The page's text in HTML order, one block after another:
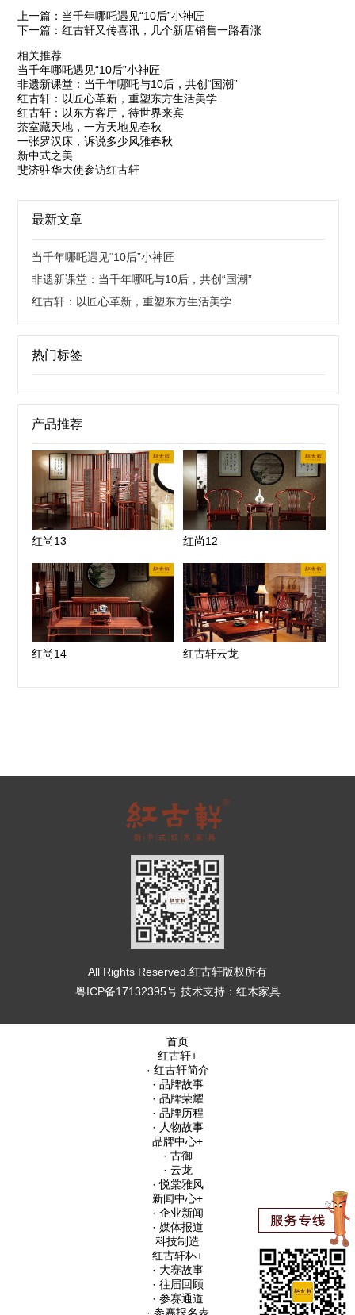
上一篇：当千年哪吒遇见“10后”小神匠
下一篇：红古轩又传喜讯，几个新店销售一路看涨
相关推荐
当千年哪吒遇见“10后”小神匠
非遗新课堂：当千年哪吒与10后，共创“国潮”
红古轩：以匠心革新，重塑东方生活美学
红古轩：以东方客厅，待世界来宾
茶室藏天地，一方天地见春秋
一张罗汉床，诉说多少风雅春秋
新中式之美
斐济驻华大使参访红古轩
最新文章
当千年哪吒遇见“10后”小神匠
非遗新课堂：当千年哪吒与10后，共创“国潮”
红古轩：以匠心革新，重塑东方生活美学
热门标签
产品推荐
红尚13 红尚12
红尚14 红古轩云龙
All Rights Reserved.红古轩版权所有
粤ICP备17132395号技术支持： 红木家具
首页
红古轩+
· 红古轩简介
· 品牌故事
· 品牌荣耀
· 品牌历程
· 人物故事
品牌中心+
· 古御
· 云龙
· 悦棠雅风
新闻中心+
· 企业新闻
· 媒体报道
科技制造
红古轩杯+
· 大赛故事
· 往届回顾
· 参赛通道